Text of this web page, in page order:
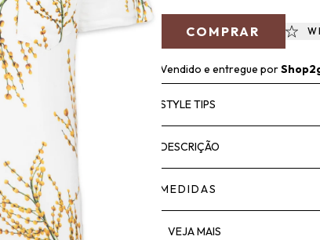
COMPRAR
Vendido e entregue por
STYLE TIPS
DESCRIÇÃO
MEDIDAS
VEJA MAIS